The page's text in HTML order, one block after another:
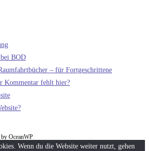
BOD
– für Fortgeschrittene
Kommentar fehlt hier?
OceanWP
Wenn du die Website weiter nutzt, gehen